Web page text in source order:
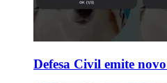
Defesa Civil emite